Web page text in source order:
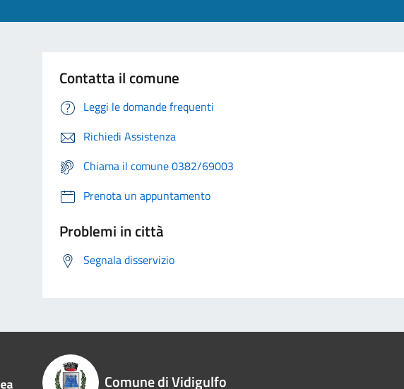
Contatta il comune
Leggi le domande frequenti
Richiedi Assistenza
Chiama il comune 0382/69003
Prenota un appuntamento
Problemi in città
Segnala disservizio
Comune di Vidigulfo